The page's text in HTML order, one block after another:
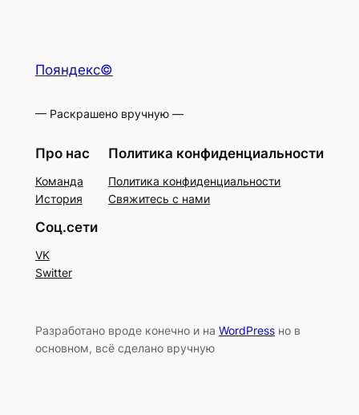
Пояндекс©
— Раскрашено вручную —
Про нас
Команда
История
Политика конфиденциальности
Политика конфиденциальности
Свяжитесь с нами
Соц.сети
VK
Switter
Разработано вроде конечно и на WordPressно в
основном, всё сделано вручную